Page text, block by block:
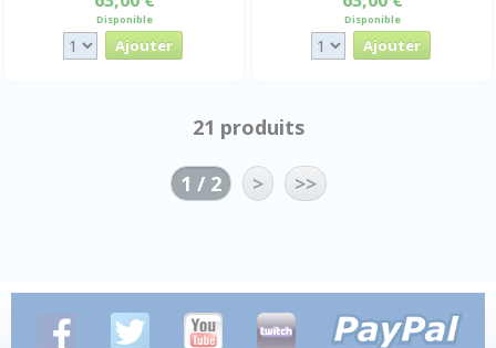
Disponible Disponible
21 produits
1 / 2 > >>